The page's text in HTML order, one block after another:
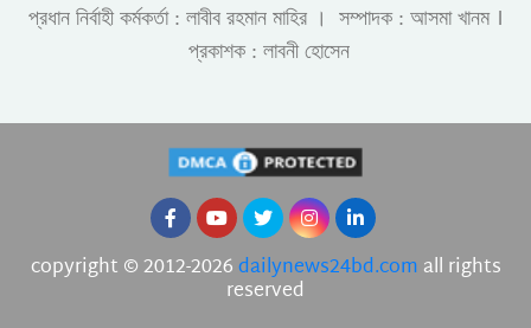
প্রধান নির্বাহী কর্মকর্তা : লাবীব রহমান মাহির । সম্পাদক : আসমা খানম ।
প্রকাশক : লাবনী হোসেন
copyright © 2012-2026dailynews24bd.com all rights
reserved